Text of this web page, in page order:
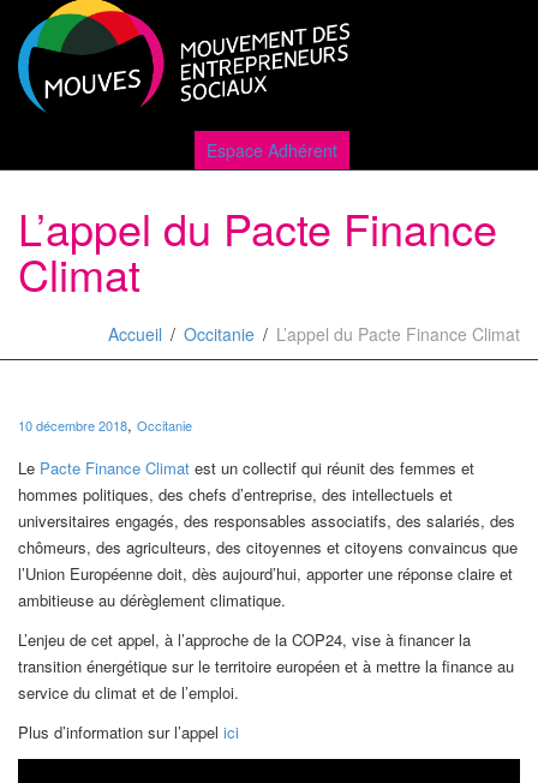
Espace Adhérent
L’appel du Pacte Finance
Climat
Accueil Occitanie L’appel du Pacte Finance Climat
10 décembre 2018, Occitanie
Le Pacte Finance Climat est un collectif qui réunit des femmes et
hommes politiques, des chefs d’entreprise, des intellectuels et
universitaires engagés, des responsables associatifs, des salariés, des
chômeurs, des agriculteurs, des citoyennes et citoyens convaincus que
l’Union Européenne doit, dès aujourd’hui, apporter une réponse claire et
ambitieuse au dérèglement climatique.
L’enjeu de cet appel, à l’approche de la COP24​, vise à financer la
transition énergétique sur le territoire européen et à mettre la finance au
service du climat et de l’emploi.
Plus d’information sur l’appel ici